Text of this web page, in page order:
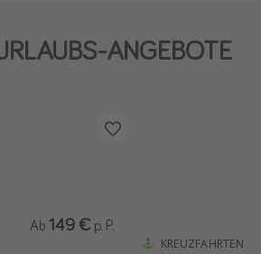
ANGEBOTE
Ab 149 € p. P.
KREUZFAHRTEN